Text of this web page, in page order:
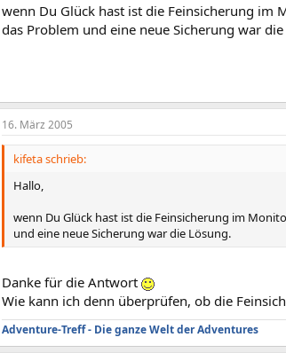
wenn Du Glück hast ist die Feinsicherung
das Problem und eine neue Sicherung war
16. März 2005
kifeta schrieb:
Hallo,
wenn Du Glück hast ist die Feinsicherung im
und eine neue Sicherung war die Lösung.
Danke für die Antwort
Wie kann ich denn überprüfen, ob die
Adventure-Treff - Die ganze Welt der Adventures